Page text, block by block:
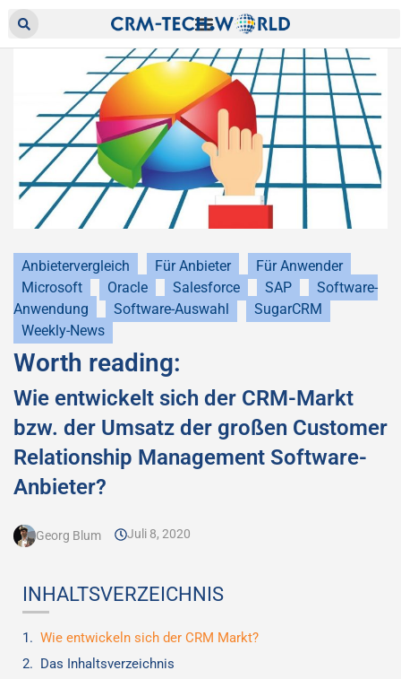
Anbietervergleich Für Anbieter
Für Anwender
Microsoft
Oracle Salesforce SAP
Software-
Anwendung
Software-Auswahl
SugarCRM
Weekly-News
Worth reading:
Wie entwickelt sich der CRM-Markt
bzw. der Umsatz der großen Customer
Relationship Management Software-
Anbieter?
Georg Blum Juli 8, 2020
INHALTSVERZEICHNIS
Wie entwickeln sich der CRM Markt?
Das Inhaltsverzeichnis